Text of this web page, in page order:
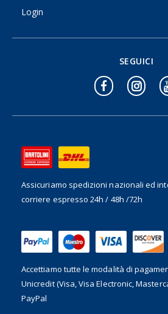
Login
Assicuriamo spedizioni nazionali ed
corriere espresso 24h / 48h /72h
Accettiamo tutte le modalità di
Unicredit (Visa, Visa Electronic,
PayPal
SEGUICI